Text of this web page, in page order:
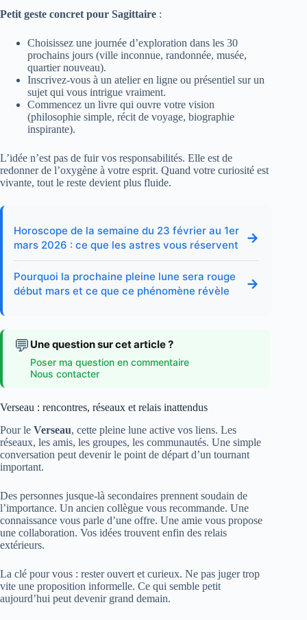
Petit geste concret pour Sagittaire :
Choisissez une journée d’exploration dans les 30
prochains jours (ville inconnue, randonnée, musée,
quartier nouveau).
Inscrivez-vous à un atelier en ligne ou présentiel sur un
sujet qui vous intrigue vraiment.
Commencez un livre qui ouvre votre vision
(philosophie simple, récit de voyage, biographie
inspirante).
L’idée n’est pas de fuir vos responsabilités. Elle est de
redonner de l’oxygène à votre esprit. Quand votre curiosité est
vivante, tout le reste devient plus fluide.
Horoscope de la semaine du 23 février au 1er
mars 2026 : ce que les astres vous réservent
→
Pourquoi la prochaine pleine lune sera rouge
début mars et ce que ce phénomène révèle
→
💬 Une question sur cet article ?
Poser ma question en commentaire
Nous contacter
Verseau : rencontres, réseaux et relais inattendus
Pour le Verseau, cette pleine lune active vos liens. Les
réseaux, les amis, les groupes, les communautés. Une simple
conversation peut devenir le point de départ d’un tournant
important.
Des personnes jusque-là secondaires prennent soudain de
l’importance. Un ancien collègue vous recommande. Une
connaissance vous parle d’une offre. Une amie vous propose
une collaboration. Vos idées trouvent enfin des relais
extérieurs.
La clé pour vous : rester ouvert et curieux. Ne pas juger trop
vite une proposition informelle. Ce qui semble petit
aujourd’hui peut devenir grand demain.